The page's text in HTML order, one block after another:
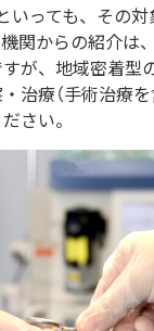
いっても、その
関からの紹介は
が、地域密着型
治療（手術治療を
さい。